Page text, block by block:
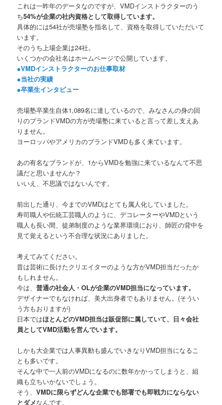
これは一昨年のデータなのですが、VMDインストラクターのう
ち54%が企業の社内資格として取得しています。
具体的には54社が売場塾を指名して、資格を取得していただいて
います。
そのうち上場企業は24社。
いくつかの会社名はホームページで公開しています。
●VMDインストラクターのお仕事取材
●当社の実績
●卒業生インタビュー
売場塾卒業生自体1,089名に達しているので、みなさんの身の回
りのブランドVMDの方が売場塾に来ていると言って差し支えあ
りません。
ヨーロッパやアメリカのブランドVMDも多く来ています。
あの有名なブランドが、1からVMDを勉強に来ているなんて不思
議だと思いませんか？
いいえ、不思議ではないんです。
前出した通り、今までのVMDはとても属人化していました。
寿司職人や伝統工芸職人のように、デコレーターやVMDという
職人も長い間、徒弟制度のような業界環境におり、師匠の背中を
見て覚えるという不合理な状況にありました。
考えてみてください。
昔は芸術に長けたクリエイターのような方がVMD担当だったか
もしれません。
今は、普通の社会人・OLが企業のVMD担当になっています。
デザイナーでもなければ、美大出身者でもありません。(そうい
う方もおりますが)
日本ではほとんどのVMD担当は販促部に属していて、日々会社
員としてVMD活動を営んでいます。
しかも大企業では人事異動も盛んでいきなりVMD担当になるこ
とも多いです。
そんな中で一人前のVMDになるのに数年かかってしまうと、組
織も立ちいかないでしょう。
そう、VMDに限らずどんな企業でも部署でも即戦力にならない
とダメなんです。